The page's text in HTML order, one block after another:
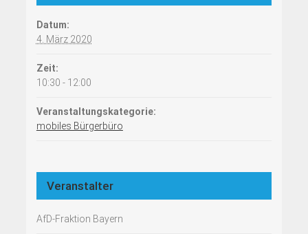
Datum:
4. März 2020
Zeit:
10:30 - 12:00
Veranstaltungskategorie:
mobiles Bürgerbüro
Veranstalter
AfD-Fraktion Bayern